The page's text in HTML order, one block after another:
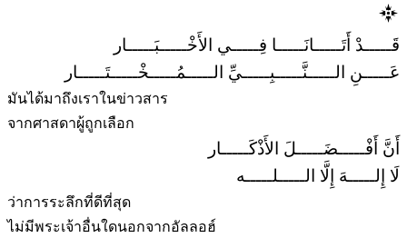
قَـــــدْ أَتَـــــانَـــــا فِـــــي الأَخْـــــبَـــــار
عَـــــنِ الـــــنَّـــــبِـــــيِّ الـــــمُـــــخْـــــتَـــــار
มันได้มาถึงเราในข่าวสาร
จากศาสดาผู้ถูกเลือก
أَنَّ أَفْـــــضَـــــلَ الأَذْكَـــــار
لَا إِلـــــهَ إِلَّا الـــــلـــــه
ว่าการระลึกที่ดีที่สุด
ไม่มีพระเจ้าอื่นใดนอกจากอัลลอฮ์